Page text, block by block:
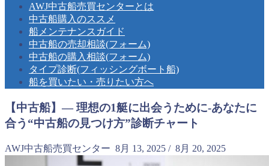
AWJ中古船売買センターとは
中古船購入のススメ
船メンテナンスガイド
中古船の売却相談(フォーム)
中古船の購入相談(フォーム)
タイプ診断(フィッシングボート船)
船を買いたい・売りたい方へ
【中古船】― 理想の1艇に出会うために-あなたに
合う“中古船の見つけ方”診断チャート
AWJ中古船売買センター 8月 13, 2025 / 8月 20, 2025